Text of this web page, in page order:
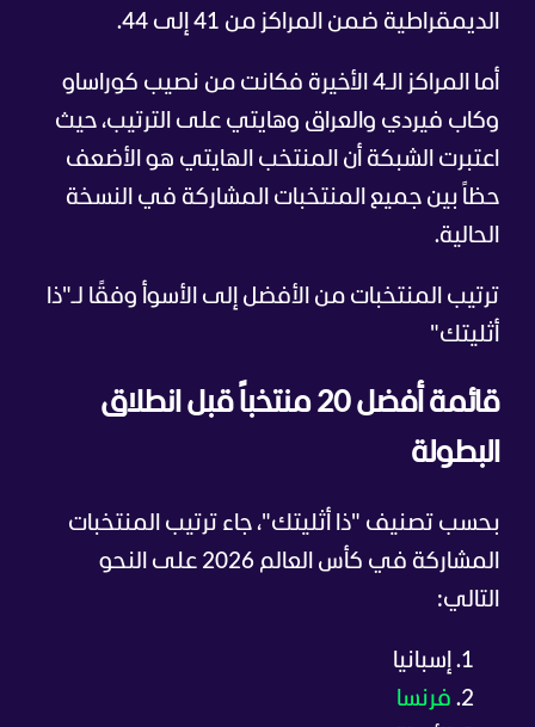
الديمقراطية ضمن المراكز من 41 إلى 44.
أما المراكز الـ4 الأخيرة فكانت من نصيب كوراساو
وكاب فيردي والعراق وهايتي على الترتيب، حيث
اعتبرت الشبكة أن المنتخب الهايتي هو الأضعف
حظاً بين جميع المنتخبات المشاركة في النسخة
الحالية.
ترتيب المنتخبات من الأفضل إلى الأسوأ وفقًا لـ"ذا
أثليتك"
قائمة أفضل 20 منتخباً قبل انطلاق
البطولة
بحسب تصنيف "ذا أثليتك"، جاء ترتيب المنتخبات
المشاركة في كأس العالم 2026 على النحو
التالي:
إسبانيا
فرنسا